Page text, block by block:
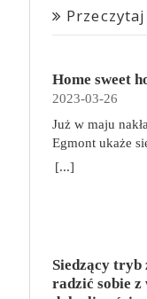
Home sweet
2023-03-26
Już w maju
Egmont ukaże
scenarzysty
przed
podejmują takie
[...]
Siedzący tryb
radzić sobie